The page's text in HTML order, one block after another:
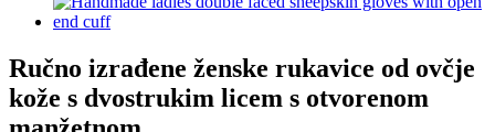
Ručno izrađene ženske rukavice od ovčje
kože s dvostrukim licem s otvorenom